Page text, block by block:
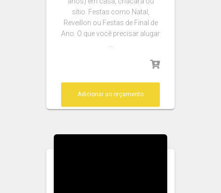
sítio. Festas como Natal,
Reveillon ou Festas de Final de
Ano. O que você precisar alugar
Adicionar ao orçamento